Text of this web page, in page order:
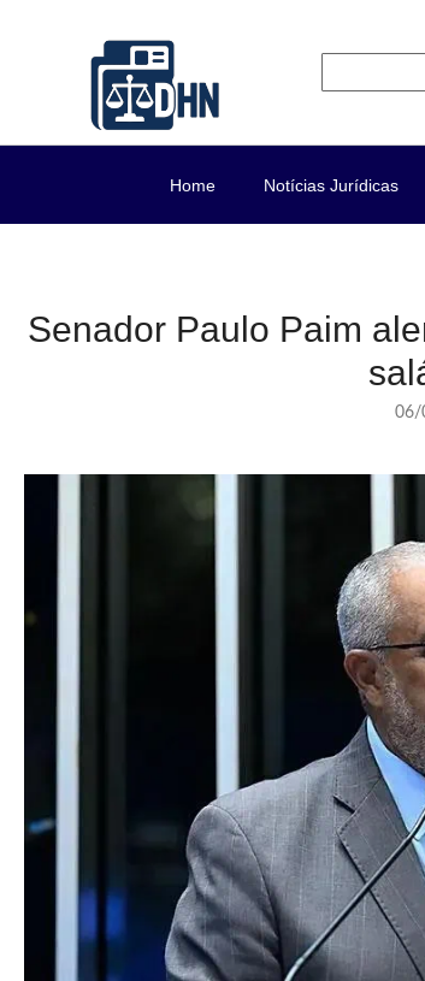
Home Notícias Jurídicas
Senador Paulo Paim
06/